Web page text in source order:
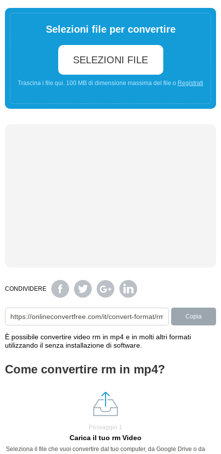
Selezioni file per convertire
SELEZIONI FILE
Trascina i file qui. 100 MB di dimensione massima del file o Registrati
CONDIVIDERE
Copia
È possibile convertire video rm in mp4 e in molti altri formati
utilizzando il senza installazione di software.
Come convertire rm in mp4?
Passaggio 1
Carica il tuo rm Video
Seleziona il file che vuoi convertire dal tuo computer, da Google Drive o da